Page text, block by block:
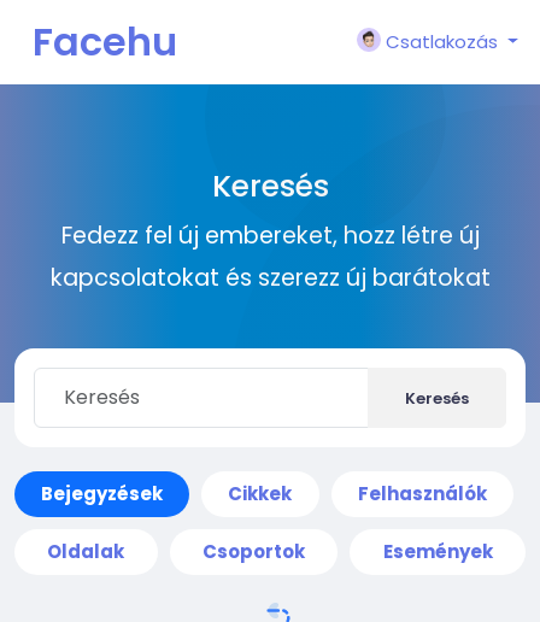
Facehu
Csatlakozás
Keresés
Fedezz fel új embereket, hozz létre új
kapcsolatokat és szerezz új barátokat
Keresés
Bejegyzések Cikkek Felhasználók
Oldalak Csoportok Események